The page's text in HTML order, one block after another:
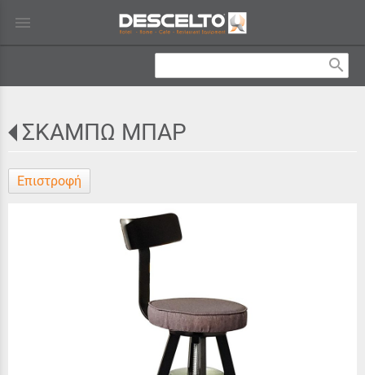
menu
search
ΣΚΑΜΠΩ ΜΠΑΡ
Επιστροφή